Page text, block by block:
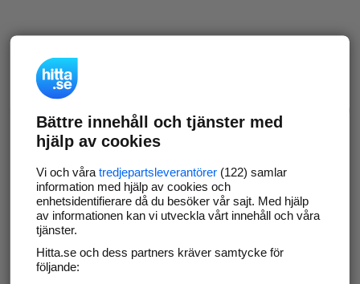
Bättre innehåll och tjänster med
hjälp av cookies
Vi och våra tredjepartsleverantörer(122) samlar
information med hjälp av cookies och
enhetsidentifierare då du besöker vår sajt. Med hjälp
av informationen kan vi utveckla vårt innehåll och våra
tjänster.
Hitta.se och dess partners kräver samtycke för
följande: